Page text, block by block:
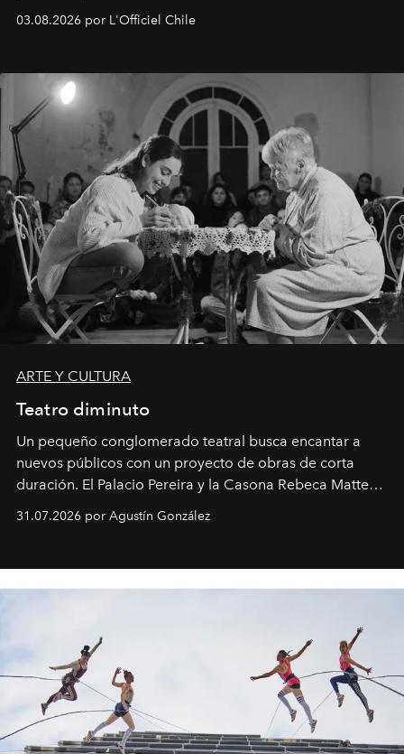
Disponible en Chile desde el 6 de agosto.
03.08.2026 por L'Officiel Chile
ARTE Y CULTURA
Teatro diminuto
Un pequeño conglomerado teatral busca encantar a
nuevos públicos con un proyecto de obras de corta
duración. El Palacio Pereira y la Casona Rebeca Matte
son algunos de los lugares que han albergado estas
miniobras. Sus puestas en escena son limpias; ponen el
31.07.2026 por Agustín González